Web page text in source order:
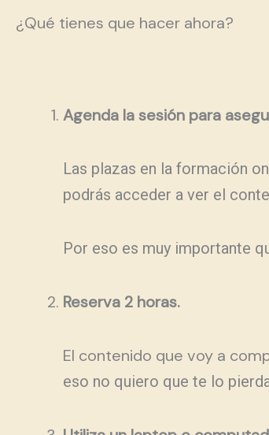
¿Qué tienes que hacer ahora?
Agenda la sesión para
Las plazas en la formación
podrás acceder a ver el
Por eso es muy importante
Reserva 2 horas.
El contenido que voy a
eso no quiero que te lo